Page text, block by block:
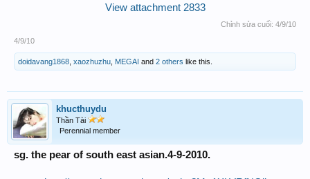
View attachment 2833
Chỉnh sửa cuối: 4/9/10
4/9/10
doidavang1868 xaozhuzhu MEGAI and 2 others like this.
khucthuydu
Thần Tài
Perennial member
sg. the pear of south east asian.4-9-2010.